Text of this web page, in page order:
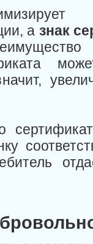
а знак